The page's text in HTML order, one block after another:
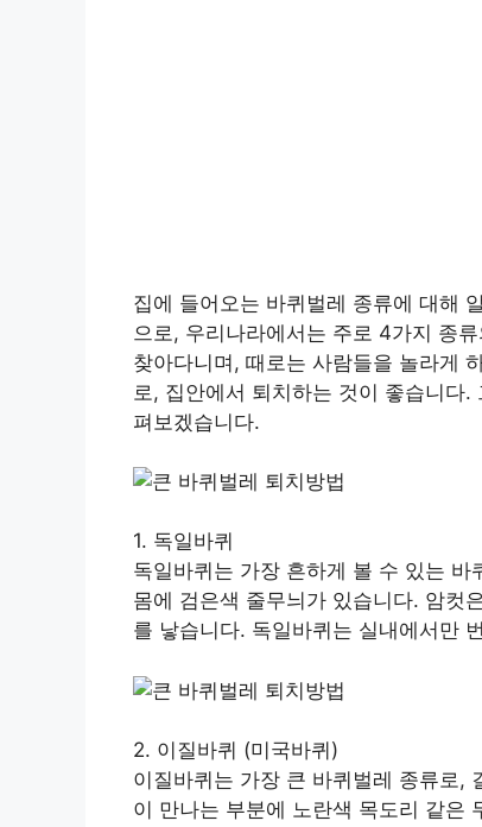
집에 들어오는 바퀴벌레 종류에 대해
으로, 우리나라에서는 주로 4가지 종
찾아다니며, 때로는 사람들을 놀라게
로, 집안에서 퇴치하는 것이 좋습니다
펴보겠습니다.
1. 독일바퀴
독일바퀴는 가장 흔하게 볼 수 있는
몸에 검은색 줄무늬가 있습니다. 암컷
를 낳습니다. 독일바퀴는 실내에서만
2. 이질바퀴 (미국바퀴)
이질바퀴는 가장 큰 바퀴벌레 종류로,
이 만나는 부분에 노란색 목도리 같은